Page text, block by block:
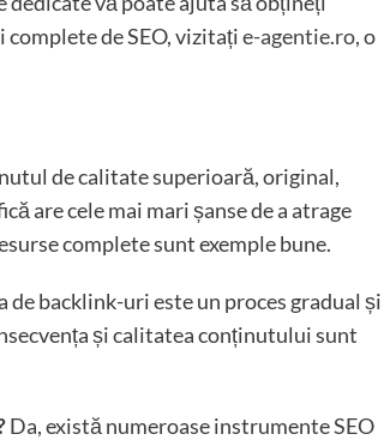
de SEO, vizitație-agentie.ro, o
de calitate superioară, original,
are cele mai mari șanse de a atrage
complete sunt exemple bune.
de backlink-uri este un proces gradual și
și calitatea conținutului sunt
Da, există numeroase instrumente SEO